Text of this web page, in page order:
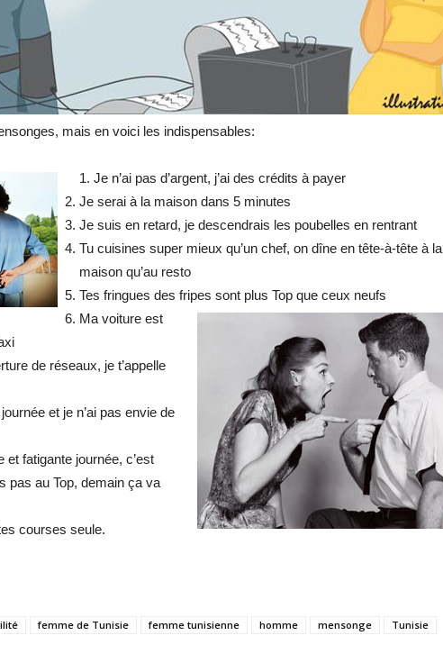
mais en voici les indispensables:
1. Je n’ai pas d’argent, j’ai des crédits à payer
Je serai à la maison dans 5 minutes
Je suis en retard, je descendrais les poubelles en rentrant
Tu cuisines super mieux qu’un chef, on dîne en tête-à-tête à la
maison qu’au resto
Tes fringues des fripes sont plus Top que ceux neufs
Ma voiture est
de réseaux, je t’appelle
et je n’ai pas envie de
et fatigante journée, c’est
pas au Top, demain ça va
courses seule.
femme de Tunisie femme tunisienne homme mensonge Tunisie